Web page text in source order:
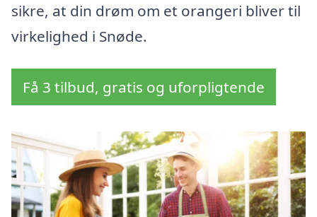
sikre, at din drøm om et orangeri bliver til
virkelighed i Snøde.
Få 3 tilbud, gratis og uforpligtende